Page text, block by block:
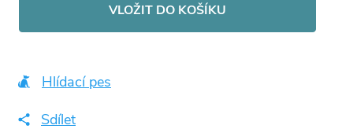
VLOŽIT DO KOŠÍKU
Hlídací pes
Sdílet